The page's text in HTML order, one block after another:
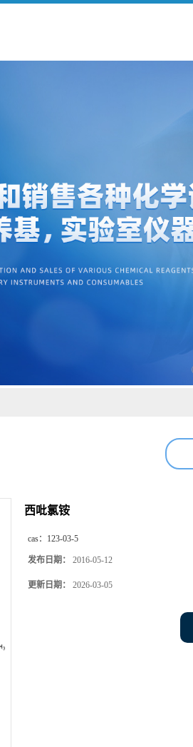
西吡氯铵
cas： 123-03-5
发布日期： 2016-05-12
更新日期： 2026-03-05